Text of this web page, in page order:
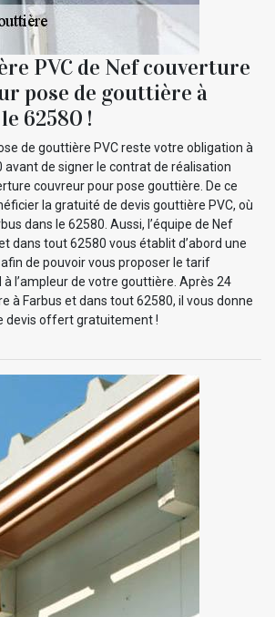
PVC de Nef couverture
pose de gouttière à
62580 !
de gouttière PVC reste votre obligation à
avant de signer le contrat de réalisation
couvreur pour pose gouttière. De ce
la gratuité de devis gouttière PVC, où
dans le 62580. Aussi, l’équipe de Nef
dans tout 62580 vous établit d’abord une
de pouvoir vous proposer le tarif
l’ampleur de votre gouttière. Après 24
à Farbus et dans tout 62580, il vous donne
devis offert gratuitement !